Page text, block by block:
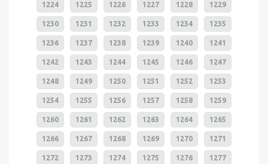
1224 1225 1226 1227 1228 1229
1230 1231 1232 1233 1234 1235
1236 1237 1238 1239 1240 1241
1242 1243 1244 1245 1246 1247
1248 1249 1250 1251 1252 1253
1254 1255 1256 1257 1258 1259
1260 1261 1262 1263 1264 1265
1266 1267 1268 1269 1270 1271
1272 1273 1274 1275 1276 1277